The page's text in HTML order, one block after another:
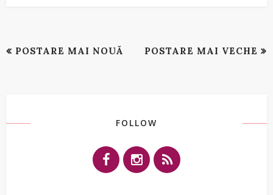
POSTARE MAI NOUĂ POSTARE MAI VECHE
FOLLOW